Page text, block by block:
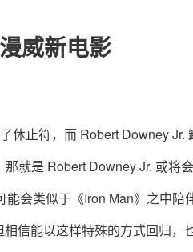
威新电影
休止符，而 Robert Downey Jr.
就是 Robert Downey Jr. 或将
能会类似于《Iron Man》之中陪
信能以这样特殊的方式回归，